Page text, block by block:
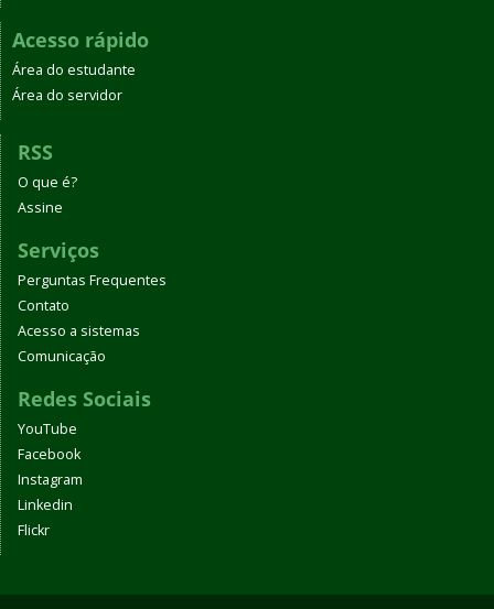
Acesso rápido
Área do estudante
Área do servidor
RSS
O que é?
Assine
Serviços
Perguntas Frequentes
Contato
Acesso a sistemas
Comunicação
Redes Sociais
YouTube
Facebook
Instagram
Linkedin
Flickr